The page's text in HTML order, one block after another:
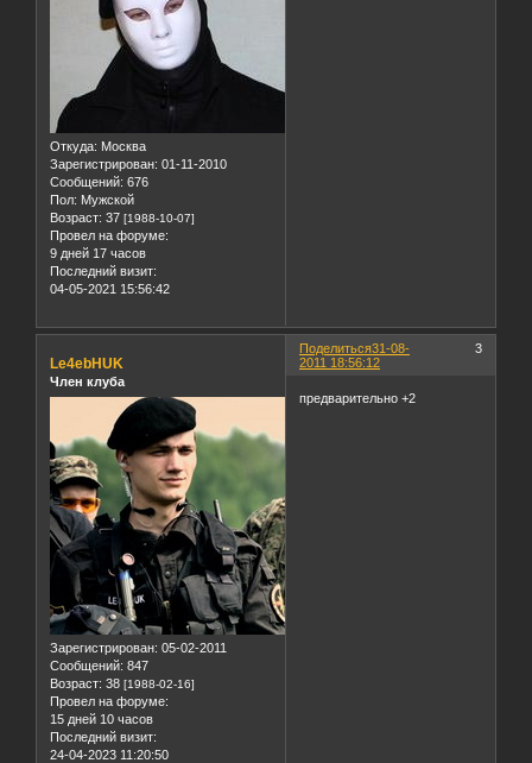
Откуда: Москва
Зарегистрирован: 01-11-2010
Сообщений: 676
Пол: Мужской
Возраст: 37 [1988-10-07]
Провел на форуме:
9 дней 17 часов
Последний визит:
04-05-2021 15:56:42
Поделиться 3
31-08-
2011 18:56:12
Le4ebHUK
Член клуба
Зарегистрирован: 05-02-2011
Сообщений: 847
Возраст: 38 [1988-02-16]
Провел на форуме:
15 дней 10 часов
Последний визит:
24-04-2023 11:20:50
предварительно +2